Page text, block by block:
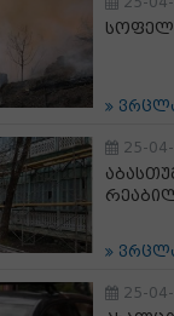
სოფელ
25-
25-